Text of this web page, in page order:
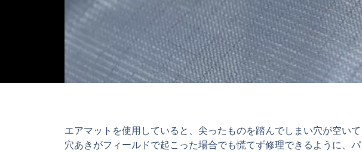
エアマットを使用していると、尖ったものを踏んでしまい穴が空いて
穴あきがフィールドで起こった場合でも慌てず修理できるように、